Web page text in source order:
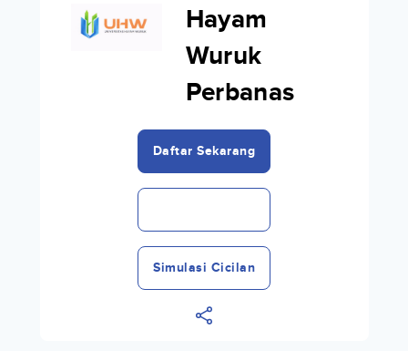
Hayam
Wuruk
Perbanas
Daftar Sekarang
Simulasi Cicilan